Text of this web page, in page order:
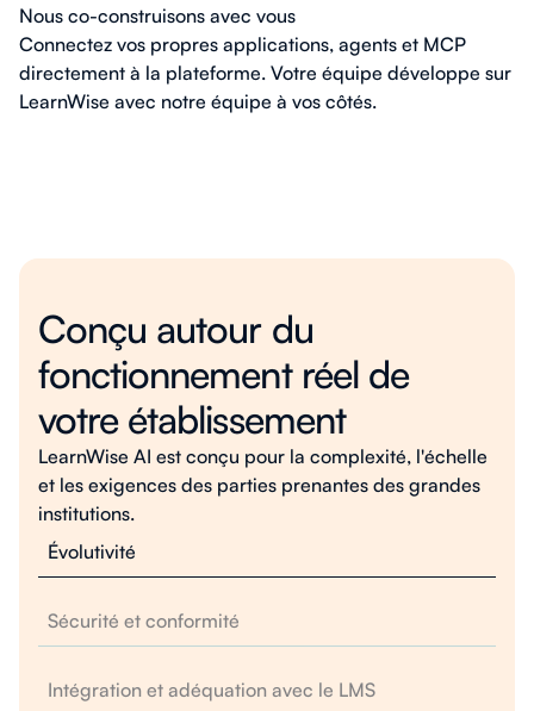
Nous co-construisons avec vous
Connectez vos propres applications, agents et MCP
directement à la plateforme. Votre équipe développe sur
LearnWise avec notre équipe à vos côtés.
Conçu autour du
fonctionnement réel de
votre établissement
LearnWise AI est conçu pour la complexité, l'échelle
et les exigences des parties prenantes des grandes
institutions.
Évolutivité
Sécurité et conformité
Intégration et adéquation avec le LMS